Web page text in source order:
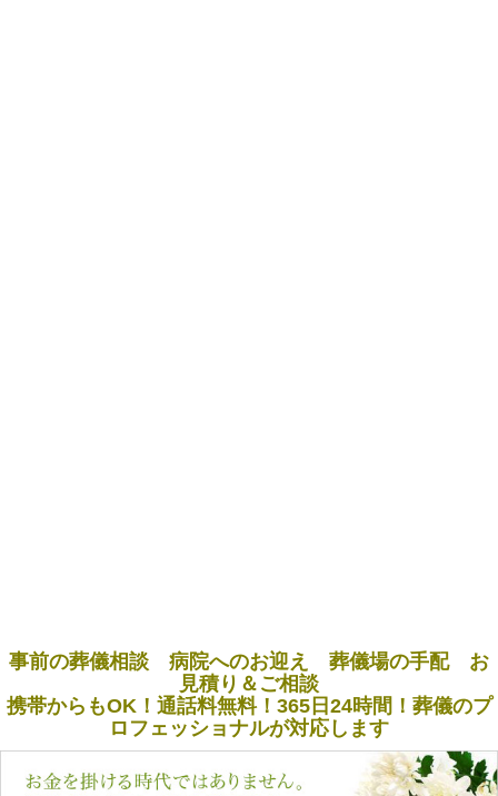
事前の葬儀相談 病院へのお迎え 葬儀場の手配 お
見積り＆ご相談
携帯からもOK！通話料無料！365日24時間！葬儀のプ
ロフェッショナルが対応します